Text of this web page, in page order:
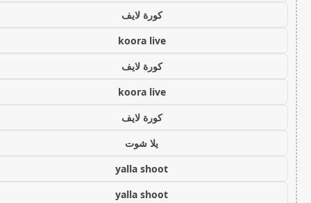
كورة لايف
koora live
كورة لايف
koora live
كورة لايف
يلا شوت
yalla shoot
yalla shoot